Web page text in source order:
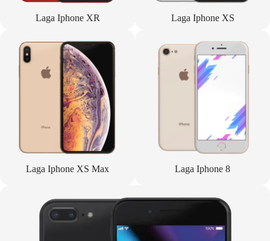
Laga Iphone XR Laga Iphone XS
Laga Iphone XS Max Laga Iphone 8